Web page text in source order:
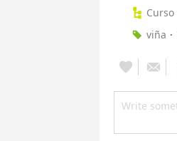
Curso
viña